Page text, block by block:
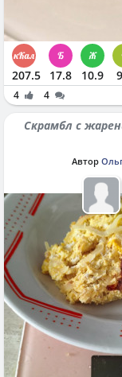
207.5 17.8 10.9
4 4
Скрамбл с
Автор